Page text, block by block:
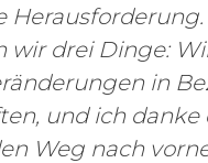
wir drei Dinge:
in
und ich danke
Weg nach